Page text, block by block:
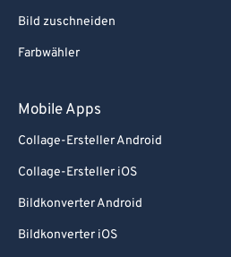
Bild zuschneiden
Farbwähler
Mobile Apps
Collage-Ersteller Android
Collage-Ersteller iOS
Bildkonverter Android
Bildkonverter iOS